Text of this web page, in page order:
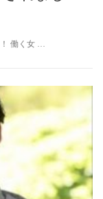
働く女 …